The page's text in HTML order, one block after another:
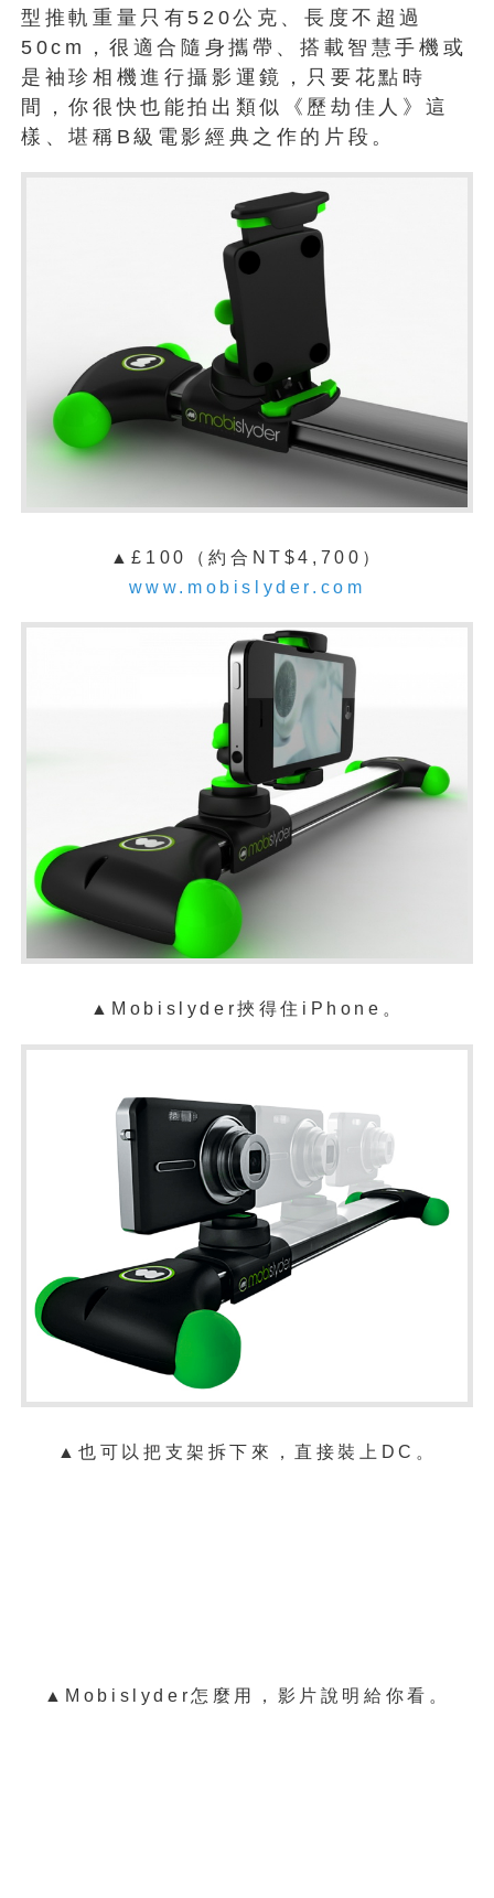
型推軌重量只有520公克、長度不超過
50cm，很適合隨身攜帶、搭載智慧手機或
是袖珍相機進行攝影運鏡，只要花點時
間，你很快也能拍出類似《歷劫佳人》這
樣、堪稱B級電影經典之作的片段。
▲£100（約合NT$4,700）
www.mobislyder.com
▲Mobislyder挾得住iPhone。
▲也可以把支架拆下來，直接裝上DC 。
▲ Mobislyder怎麼用，影片說明給你看。